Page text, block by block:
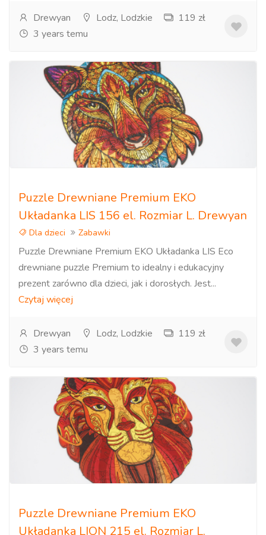
Drewyan Lodz, Lodzkie
119 zł
3 years temu
Puzzle Drewniane Premium EKO
Układanka LIS 156 el. Rozmiar L. Drewyan
Dla dzieci Zabawki
Puzzle Drewniane Premium EKO Układanka LIS Eco
drewniane puzzle Premium to idealny i edukacyjny
prezent zarówno dla dzieci, jak i dorosłych. Jest...
Czytaj więcej
Drewyan Lodz, Lodzkie
119 zł
3 years temu
Puzzle Drewniane Premium EKO
Układanka LION 215 el. Rozmiar L.